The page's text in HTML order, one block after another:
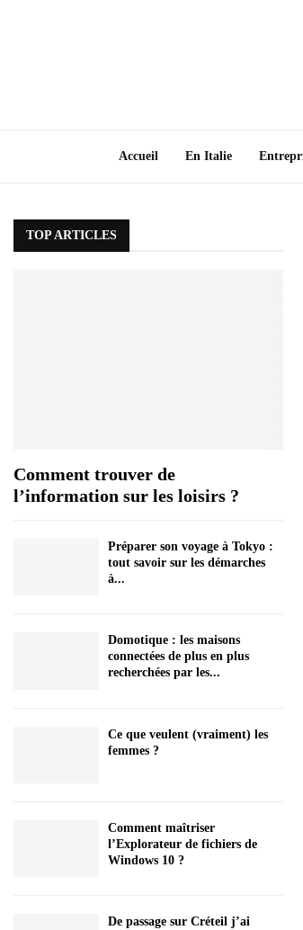
Accueil En Italie
TOP ARTICLES
Comment trouver de
l’information sur les loisirs ?
Préparer son voyage à Tokyo :
tout savoir sur les démarches
à...
Domotique : les maisons
connectées de plus en plus
recherchées par les...
Ce que veulent (vraiment) les
femmes ?
Comment maîtriser
l’Explorateur de fichiers de
Windows 10 ?
De passage sur Créteil j’ai